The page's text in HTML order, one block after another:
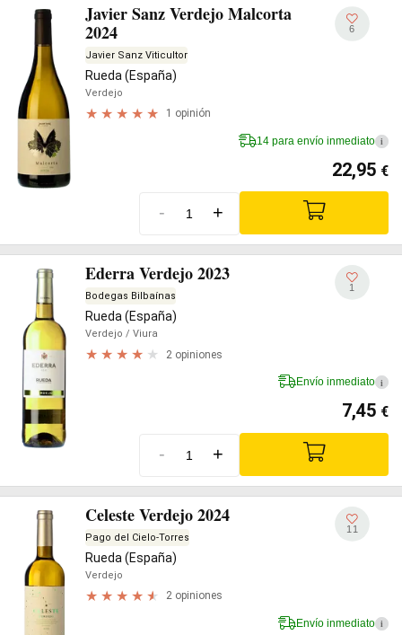
Javier Sanz Verdejo Malcorta
2024
Javier Sanz Viticultor
Rueda (España)
Verdejo
1 opinión
6
14 para envío inmediato i
22,95 €
- +
Ederra Verdejo 2023
Bodegas Bilbaínas
Rueda (España)
Verdejo / Viura
2 opiniones
1
Envío inmediato i
7,45 €
- +
Celeste Verdejo 2024
Pago del Cielo-Torres
Rueda (España)
Verdejo
2 opiniones
11
Envío inmediato i